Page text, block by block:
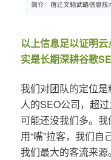
以上信息足以证明
实是长期深耕谷歌
我们对团队的定位
人的SEO公司，超
可能还没我们多。
用“嘴”拉客，我们
我们最大的客流来